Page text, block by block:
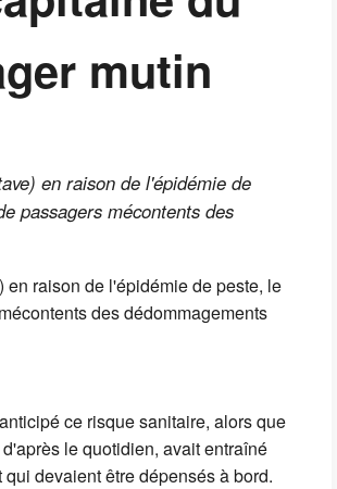
mutin
en raison de l'épidémie de
passagers mécontents des
raison de l'épidémie de peste, le
des dédommagements
ce risque sanitaire, alors que
le quotidien, avait entraîné
devaient être dépensés à bord.